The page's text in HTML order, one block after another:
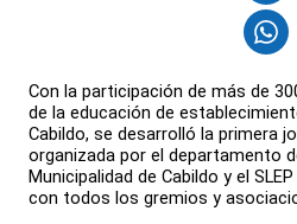
Con la participación de más de
de la educación de
Cabildo, se desarrolló la primera
organizada por el departamento
Municipalidad de Cabildo y el
con todos los gremios y